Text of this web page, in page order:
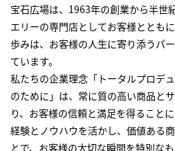
宝石広場は、1963年の創業から半世
エリーの専門店としてお客様ととも
歩みは、お客様の人生に寄り添うパ
ています。
私たちの企業理念「トータルプロデ
のために」は、常に質の高い商品と
り、お客様の信頼と満足を得ること
経験とノウハウを活かし、価値ある
とで、お客様の大切な瞬間を特別なも